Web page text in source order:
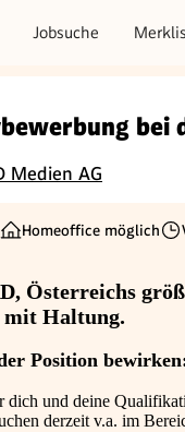
Jobsuche
bei
Medien AG
Homeoffice möglich
Österreichs
mit Haltung.
Position
dich und deine
derzeit v.a. im